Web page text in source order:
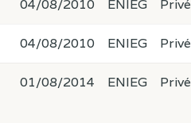
04/08/2010 ENIEG Privé
04/08/2010 ENIEG Privé
01/08/2014 ENIEG Privé